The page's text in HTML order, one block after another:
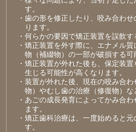
す。
・⻭の形を修正したり、咬み合わ
ります。
・何らかの要因で矯正装置を誤飲す
・矯正装置を外す際に、エナメル
物（補綴物）の⼀部が破損する可
・矯正装置が外れた後も、保定装
⽣じる可能性が⾼くなります。
・装置が外れた後、現在の咬み合
物）やむし⻭の治療（修復物）な
・あごの成⻑発育によってかみ合
ます。
・矯正⻭科治療は、⼀度始めると
す。